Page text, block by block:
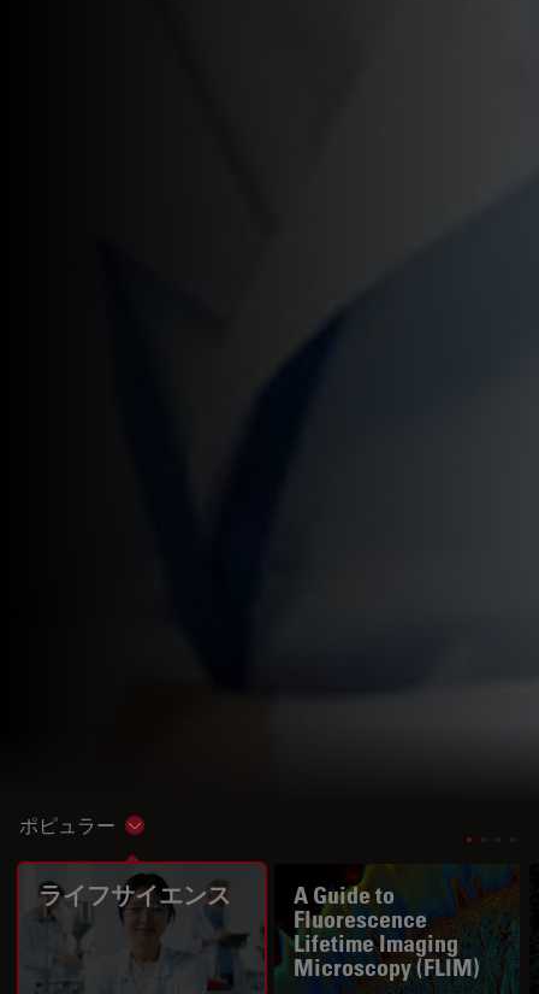
ポピュラー Show subnavigation
ライフサイエンス
A Guide to
Fluorescence
Lifetime Imaging
Microscopy (FLIM)